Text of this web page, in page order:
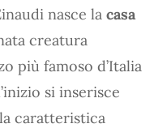
nasce la casa
creatura
più famoso d’Italia
si inserisce
caratteristica